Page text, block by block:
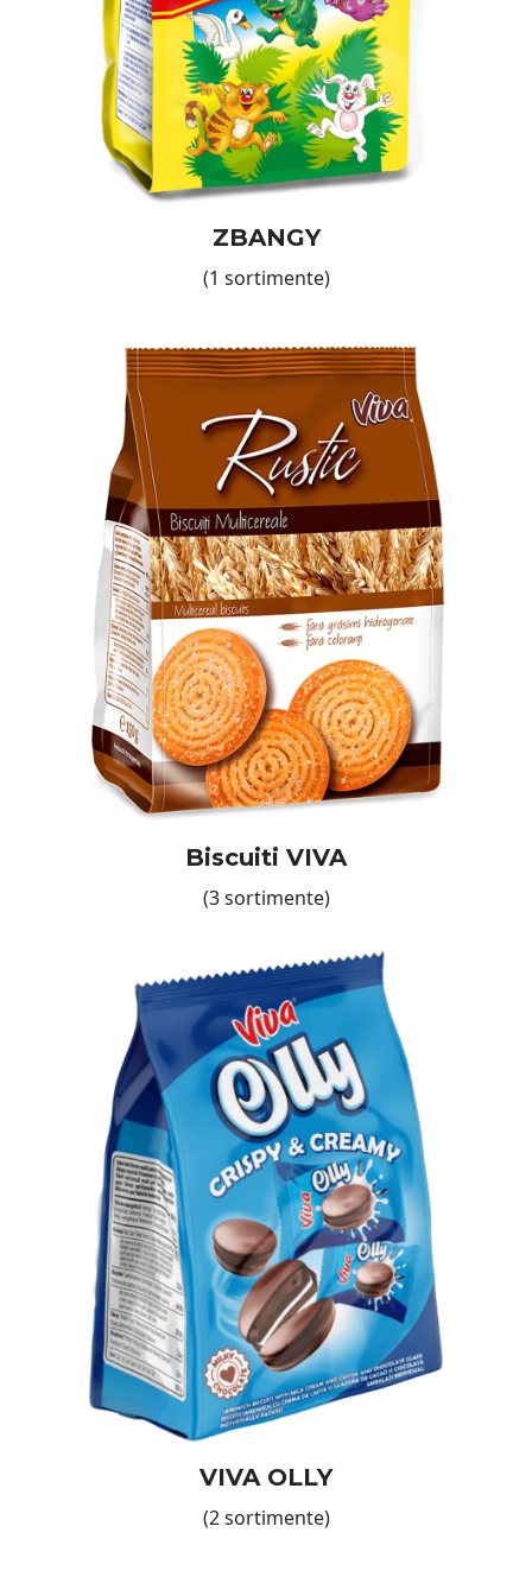
asigurăm că fiecare produs respectă cele mai înalte
standarde de calitate și siguranță alimentară, oferindu-ți un
snack în care poți avea încredere.
De ce să alegi biscuiții European
Food International?
ingrediente de calitate, atent selecționate pentru un
gust autentic;
biscuiți fragezi, crocanți sau cu umpluturi delicioase;
produși în românia, conform standardelor
Comandă acum și bucură-te de
savoare
Dacă îți dorești biscuiți delicioși, potriviți pentru orice
moment al zilei, biscuiții ZBANGY și Viva sunt alegerea
perfectă. Comandă acum și transformă fiecare gustare într-
o experiență crocantă și plină de savoare!
ZBANGY
(1 sortimente)
Biscuiti VIVA
(3 sortimente)
VIVA OLLY
(2 sortimente)